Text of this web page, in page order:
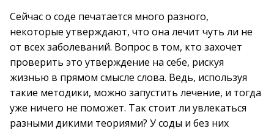
Сейчас о соде печатается много разного,
некоторые утверждают, что она лечит чуть ли не
от всех заболеваний. Вопрос в том, кто захочет
проверить это утверждение на себе, рискуя
жизнью в прямом смысле слова. Ведь, используя
такие методики, можно запустить лечение, и тогда
уже ничего не поможет. Так стоит ли увлекаться
разными дикими теориями? У соды и без них